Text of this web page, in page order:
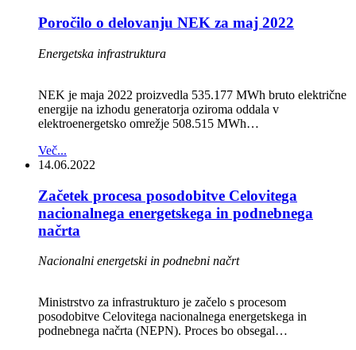
Poročilo o delovanju NEK za maj 2022
Energetska infrastruktura
NEK je maja 2022 proizvedla 535.177 MWh bruto električne
energije na izhodu generatorja oziroma oddala v
elektroenergetsko omrežje 508.515 MWh…
Več...
14.06.2022
Začetek procesa posodobitve Celovitega
nacionalnega energetskega in podnebnega
načrta
Nacionalni energetski in podnebni načrt
Ministrstvo za infrastrukturo je začelo s procesom
posodobitve Celovitega nacionalnega energetskega in
podnebnega načrta (NEPN). Proces bo obsegal…